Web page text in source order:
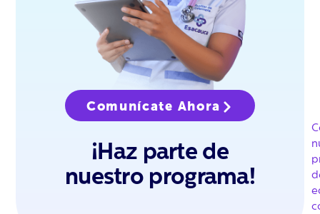
¡Haz parte de
nuestro programa!
Comunícate Ahora